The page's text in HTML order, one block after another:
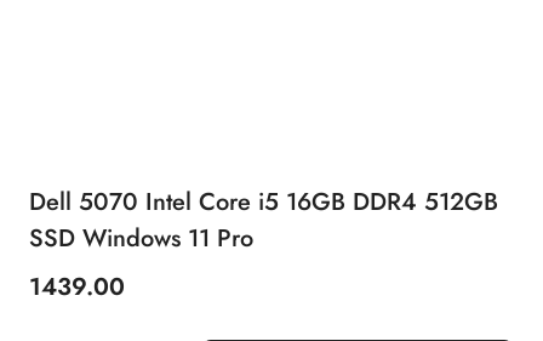
Dell 5070 Intel Core i5 16GB DDR4 512GB
SSD Windows 11 Pro
Cena:
1439.00